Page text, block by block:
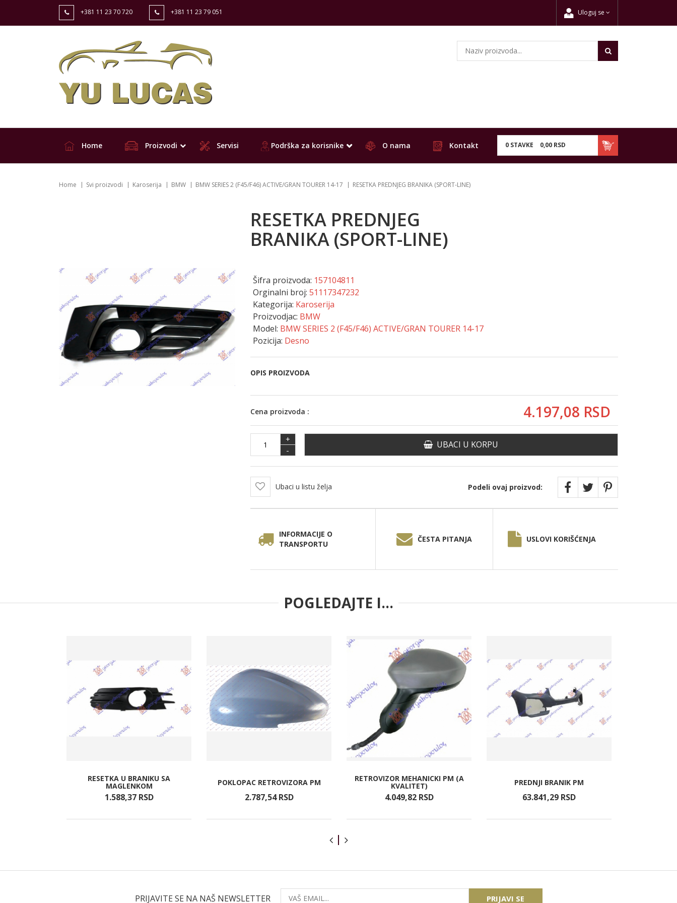
+381 11 23 70 720 +381 11 23 79 051 Uloguj se
0 STAVKE 0,00 RSD
Home Proizvodi Servisi Podrška za korisnike O nama Kontakt
Home Svi proizvodi Karoserija BMW BMW SERIES 2 (F45/F46) ACTIVE/GRAN TOURER 14-17 RESETKA PREDNJEG BRANIKA (SPORT-LINE)
RESETKA PREDNJEG
BRANIKA (SPORT-LINE)
Šifra proizvoda: 157104811
Orginalni broj: 51117347232
Kategorija: Karoserija
Proizvodjac: BMW
Model: BMW SERIES 2 (F45/F46) ACTIVE/GRAN TOURER 14-17
Pozicija: Desno
OPIS PROIZVODA
Cena proizvoda : 4.197,08 RSD
+
-
UBACI U KORPU
Ubaci u listu želja Podeli ovaj proizvod:
INFORMACIJE O
TRANSPORTU
ČESTA PITANJA USLOVI KORIŠĆENJA
POGLEDAJTE I...
RESETKA U BRANIKU SA
MAGLENKOM
1.588,37 RSD
POKLOPAC RETROVIZORA PM
2.787,54 RSD
RETROVIZOR MEHANICKI PM (A
KVALITET)
4.049,82 RSD
PREDNJI BRANIK PM
63.841,29 RSD
PRIJAVITE SE NA NAŠ NEWSLETTER PRIJAVI SE